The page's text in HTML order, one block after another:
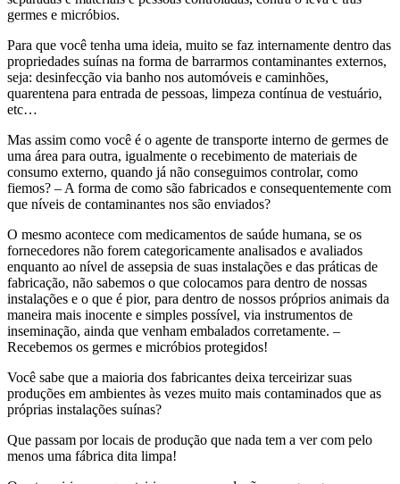
germes e micróbios.
Para que você tenha uma ideia, muito se faz internamente dentro das
propriedades suínas na forma de barrarmos contaminantes externos,
seja: desinfecção via banho nos automóveis e caminhões,
quarentena para entrada de pessoas, limpeza contínua de vestuário,
etc…
Mas assim como você é o agente de transporte interno de germes de
uma área para outra, igualmente o recebimento de materiais de
consumo externo, quando já não conseguimos controlar, como
fiemos? – A forma de como são fabricados e consequentemente com
que níveis de contaminantes nos são enviados?
O mesmo acontece com medicamentos de saúde humana, se os
fornecedores não forem categoricamente analisados e avaliados
enquanto ao nível de assepsia de suas instalações e das práticas de
fabricação, não sabemos o que colocamos para dentro de nossas
instalações e o que é pior, para dentro de nossos próprios animais da
maneira mais inocente e simples possível, via instrumentos de
inseminação, ainda que venham embalados corretamente. –
Recebemos os germes e micróbios protegidos!
Você sabe que a maioria dos fabricantes deixa terceirizar suas
produções em ambientes às vezes muito mais contaminados que as
próprias instalações suínas?
Que passam por locais de produção que nada tem a ver com pelo
menos uma fábrica dita limpa!